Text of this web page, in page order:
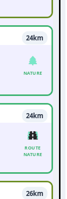
24km
NATURE
24km
ROUTE
NATURE
26km